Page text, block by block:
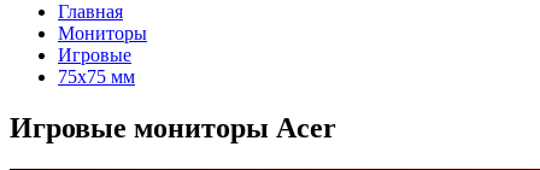
Главная
Мониторы
Игровые
75x75 мм
Игровые мониторы Acer